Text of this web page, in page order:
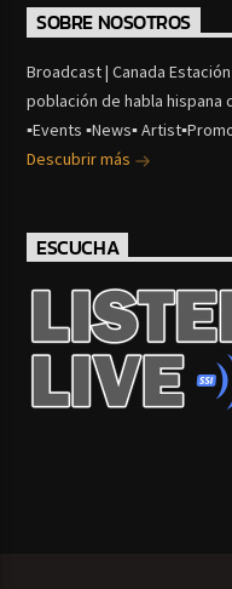
SOBRE NOSOTROS
Broadcast | Canada
población de habla hispana
▪Events ▪News▪
Descubrir más
ESCUCHA